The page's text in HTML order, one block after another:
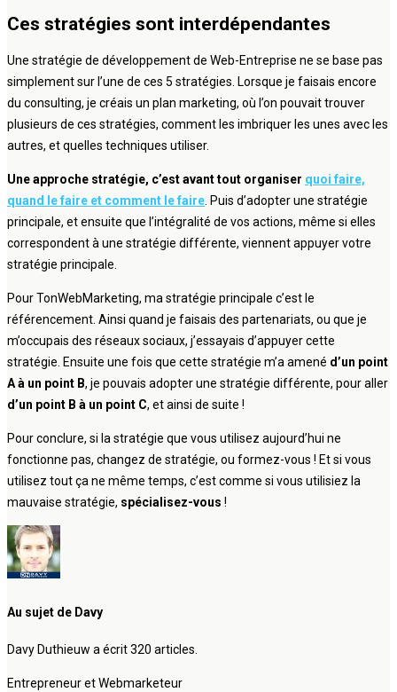
Ces stratégies sont interdépendantes
Une stratégie de développement de Web-Entreprise ne se base pas
simplement sur l’une de ces 5 stratégies. Lorsque je faisais encore
du consulting, je créais un plan marketing, où l’on pouvait trouver
plusieurs de ces stratégies, comment les imbriquer les unes avec les
autres, et quelles techniques utiliser.
Une approche stratégie, c’est avant tout organiser quoi faire,
quand le faire et comment le faire . Puis d’adopter une stratégie
principale, et ensuite que l’intégralité de vos actions, même si elles
correspondent à une stratégie différente, viennent appuyer votre
stratégie principale.
Pour TonWebMarketing, ma stratégie principale c’est le
référencement. Ainsi quand je faisais des partenariats, ou que je
m’occupais des réseaux sociaux, j’essayais d’appuyer cette
stratégie. Ensuite une fois que cette stratégie m’a amené d’un point
A à un point B, je pouvais adopter une stratégie différente, pour aller
d’un point B à un point C, et ainsi de suite !
Pour conclure, si la stratégie que vous utilisez aujourd’hui ne
fonctionne pas, changez de stratégie, ou formez-vous ! Et si vous
utilisez tout ça ne même temps, c’est comme si vous utilisiez la
mauvaise stratégie, spécialisez-vous !
Au sujet de Davy
Davy Duthieuw a écrit 320 articles.
Entrepreneur et Webmarketeur